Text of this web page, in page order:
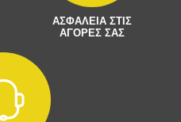
ΑΣΦΑΛΕΙΑ ΣΤΙΣ
ΑΓΟΡΕΣ ΣΑΣ